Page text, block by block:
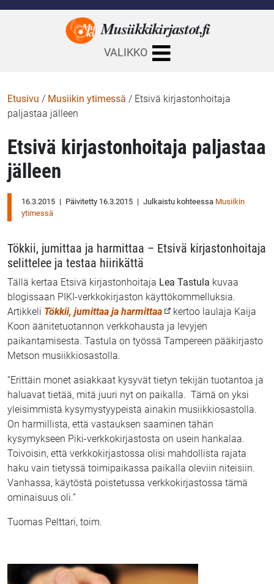
Musiikkikirjastot.fi
VALIKKO
Etusivu / Musiikin ytimessä / Etsivä kirjastonhoitaja
paljastaa jälleen
Etsivä kirjastonhoitaja paljastaa
jälleen
16.3.2015 | Päivitetty 16.3.2015 | Julkaistu kohteessa Musiikin
ytimessä
Tökkii, jumittaa ja harmittaa – Etsivä kirjastonhoitaja
selittelee ja testaa hiirikättä
Tällä kertaa Etsivä kirjastonhoitaja Lea Tastula kuvaa
blogissaan PIKI-verkkokirjaston käyttökommelluksia.
Artikkeli Tökkii, jumittaa ja harmittaa
kertoo laulaja Kaija
Koon äänitetuotannon verkkohausta ja levyjen
paikantamisesta. Tastula on työssä Tampereen pääkirjasto
Metson musiikkiosastolla.
”Erittäin monet asiakkaat kysyvät tietyn tekijän tuotantoa ja
haluavat tietää, mitä juuri nyt on paikalla. Tämä on yksi
yleisimmistä kysymystyypeistä ainakin musiikkiosastolla.
On harmillista, että vastauksen saaminen tähän
kysymykseen Piki-verkkokirjastosta on usein hankalaa.
Toivoisin, että verkkokirjastossa olisi mahdollista rajata
haku vain tietyssä toimipaikassa paikalla oleviin niteisiin.
Vanhassa, käytöstä poistetussa verkkokirjastossa tämä
ominaisuus oli.”
Tuomas Pelttari, toim.